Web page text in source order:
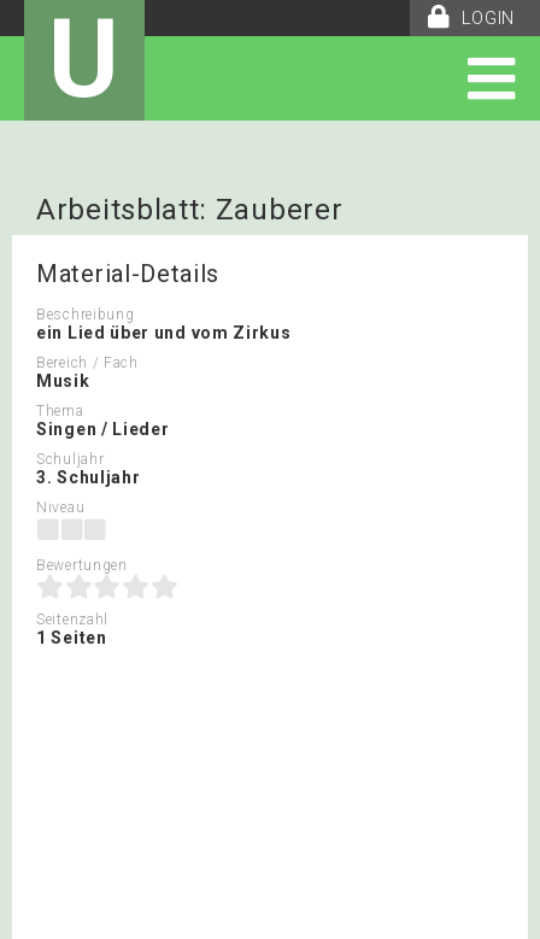
LOGIN
U
Arbeitsblatt: Zauberer
Material-Details
Beschreibung
ein Lied über und vom Zirkus
Bereich / Fach
Musik
Thema
Singen / Lieder
Schuljahr
3. Schuljahr
Niveau
Bewertungen
Seitenzahl
1 Seiten